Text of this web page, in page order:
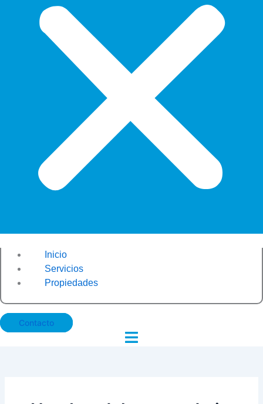
Inicio
Servicios
Propiedades
Contacto